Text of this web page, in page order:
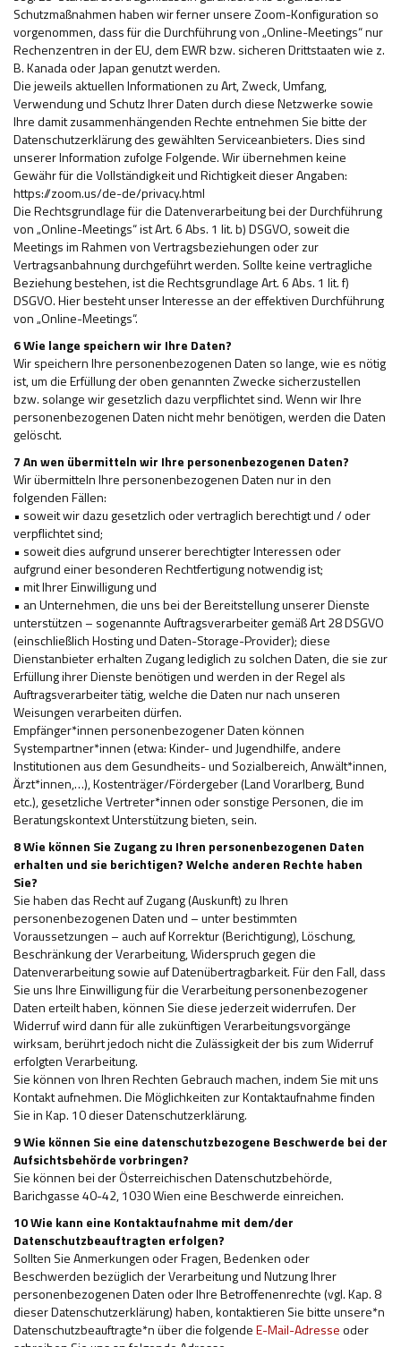
Schutzmaßnahmen haben wir ferner unsere Zoom-Konfiguration so
vorgenommen, dass für die Durchführung von „Online-Meetings“ nur
Rechenzentren in der EU, dem EWR bzw. sicheren Drittstaaten wie z.
B. Kanada oder Japan genutzt werden.
Die jeweils aktuellen Informationen zu Art, Zweck, Umfang,
Verwendung und Schutz Ihrer Daten durch diese Netzwerke sowie
Ihre damit zusammenhängenden Rechte entnehmen Sie bitte der
Datenschutzerklärung des gewählten Serviceanbieters. Dies sind
unserer Information zufolge Folgende. Wir übernehmen keine
Gewähr für die Vollständigkeit und Richtigkeit dieser Angaben:
https://zoom.us/de-de/privacy.html
Die Rechtsgrundlage für die Datenverarbeitung bei der Durchführung
von „Online-Meetings“ ist Art. 6 Abs. 1 lit. b) DSGVO, soweit die
Meetings im Rahmen von Vertragsbeziehungen oder zur
Vertragsanbahnung durchgeführt werden. Sollte keine vertragliche
Beziehung bestehen, ist die Rechtsgrundlage Art. 6 Abs. 1 lit. f)
DSGVO. Hier besteht unser Interesse an der effektiven Durchführung
von „Online-Meetings“.
6 Wie lange speichern wir Ihre Daten?
Wir speichern Ihre personenbezogenen Daten so lange, wie es nötig
ist, um die Erfüllung der oben genannten Zwecke sicherzustellen
bzw. solange wir gesetzlich dazu verpflichtet sind. Wenn wir Ihre
personenbezogenen Daten nicht mehr benötigen, werden die Daten
gelöscht.
7 An wen übermitteln wir Ihre personenbezogenen Daten?
Wir übermitteln Ihre personenbezogenen Daten nur in den
folgenden Fällen:
• soweit wir dazu gesetzlich oder vertraglich berechtigt und / oder
verpflichtet sind;
• soweit dies aufgrund unserer berechtigter Interessen oder
aufgrund einer besonderen Rechtfertigung notwendig ist;
• mit Ihrer Einwilligung und
• an Unternehmen, die uns bei der Bereitstellung unserer Dienste
unterstützen – sogenannte Auftragsverarbeiter gemäß Art 28 DSGVO
(einschließlich Hosting und Daten-Storage-Provider); diese
Dienstanbieter erhalten Zugang lediglich zu solchen Daten, die sie zur
Erfüllung ihrer Dienste benötigen und werden in der Regel als
Auftragsverarbeiter tätig, welche die Daten nur nach unseren
Weisungen verarbeiten dürfen.
Empfänger*innen personenbezogener Daten können
Systempartner*innen (etwa: Kinder- und Jugendhilfe, andere
Institutionen aus dem Gesundheits- und Sozialbereich, Anwält*innen,
Ärzt*innen,…), Kostenträger/Fördergeber (Land Vorarlberg, Bund
etc.), gesetzliche Vertreter*innen oder sonstige Personen, die im
Beratungskontext Unterstützung bieten, sein.
8 Wie können Sie Zugang zu Ihren personenbezogenen Daten
erhalten und sie berichtigen? Welche anderen Rechte haben
Sie?
Sie haben das Recht auf Zugang (Auskunft) zu Ihren
personenbezogenen Daten und – unter bestimmten
Voraussetzungen – auch auf Korrektur (Berichtigung), Löschung,
Beschränkung der Verarbeitung, Widerspruch gegen die
Datenverarbeitung sowie auf Datenübertragbarkeit. Für den Fall, dass
Sie uns Ihre Einwilligung für die Verarbeitung personenbezogener
Daten erteilt haben, können Sie diese jederzeit widerrufen. Der
Widerruf wird dann für alle zukünftigen Verarbeitungsvorgänge
wirksam, berührt jedoch nicht die Zulässigkeit der bis zum Widerruf
erfolgten Verarbeitung.
Sie können von Ihren Rechten Gebrauch machen, indem Sie mit uns
Kontakt aufnehmen. Die Möglichkeiten zur Kontaktaufnahme finden
Sie in Kap. 10 dieser Datenschutzerklärung.
9 Wie können Sie eine datenschutzbezogene Beschwerde bei der
Aufsichtsbehörde vorbringen?
Sie können bei der Österreichischen Datenschutzbehörde,
Barichgasse 40-42, 1030 Wien eine Beschwerde einreichen.
10 Wie kann eine Kontaktaufnahme mit dem/der
Datenschutzbeauftragten erfolgen?
Sollten Sie Anmerkungen oder Fragen, Bedenken oder
Beschwerden bezüglich der Verarbeitung und Nutzung Ihrer
personenbezogenen Daten oder Ihre Betroffenenrechte (vgl. Kap. 8
dieser Datenschutzerklärung) haben, kontaktieren Sie bitte unsere*n
Datenschutzbeauftragte*n über die folgendeE-Mail-Adresseoder